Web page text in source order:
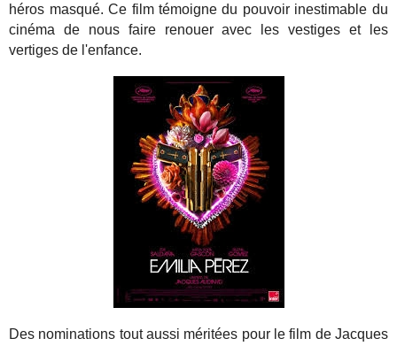
héros masqué. Ce film témoigne du pouvoir inestimable du
cinéma de nous faire renouer avec les vestiges et les
vertiges de l'enfance.
Des nominations tout aussi méritées pour le film de Jacques